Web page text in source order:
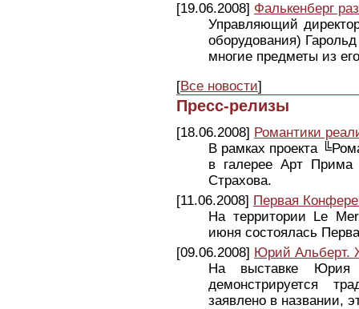
[19.06.2008] Фалькенберг
Управляющий
оборудования)
многие предметы из
[Все новости]
Пресс-релизы
[18.06.2008] Романтики
В рамках проекта
в галерее Арт Прима
Страхова.
[11.06.2008] Первая
На территории Le
июня состоялась
[09.06.2008] Юрий Альберт.
На выставке
демонстрируется
заявлено в названии,